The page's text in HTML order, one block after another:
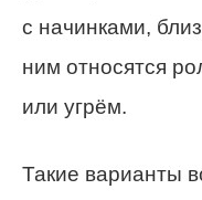
с начинками,
ним относятся
или угрём.
Такие варианты